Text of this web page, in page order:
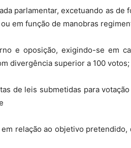
parlamentar, excetuando as
em função de manobras
e oposição, exigindo-se em
divergência superior a 100 votos;
de leis submetidas para
relação ao objetivo